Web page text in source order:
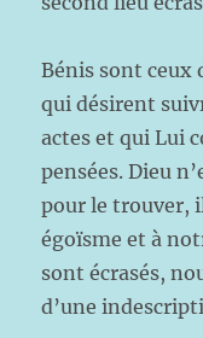
Bénis sont ceux
qui désirent
actes et qui Lui
pensées. Dieu
pour le trouver,
égoïsme et à
sont écrasés,
d’une